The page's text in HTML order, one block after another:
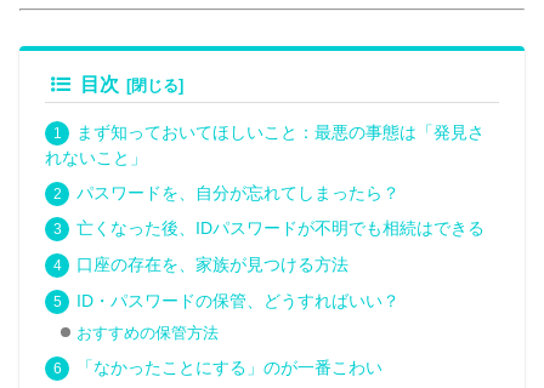
目次
まず知っておいてほしいこと：最悪の事態は「発見さ
れないこと」
パスワードを、自分が忘れてしまったら？
亡くなった後、IDパスワードが不明でも相続はできる
口座の存在を、家族が見つける方法
ID・パスワードの保管、どうすればいい？
おすすめの保管方法
「なかったことにする」のが一番こわい